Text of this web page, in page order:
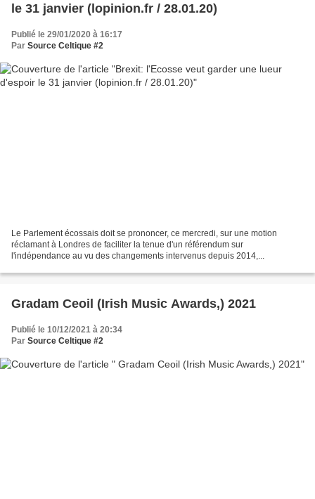
le 31 janvier (lopinion.fr / 28.01.20)
Publié le 29/01/2020 à 16:17
Par Source Celtique #2
Le Parlement écossais doit se prononcer, ce mercredi, sur une motion
réclamant à Londres de faciliter la tenue d'un référendum sur
l'indépendance au vu des changements intervenus depuis 2014,...
Gradam Ceoil (Irish Music Awards,) 2021
Publié le 10/12/2021 à 20:34
Par Source Celtique #2